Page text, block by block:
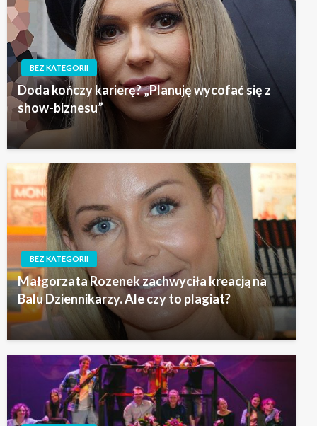
BEZ KATEGORII
Doda kończy karierę? „Planuję wycofać się z
show-biznesu”
BEZ KATEGORII
Małgorzata Rozenek zachwyciła kreacją na
Balu Dziennikarzy. Ale czy to plagiat?